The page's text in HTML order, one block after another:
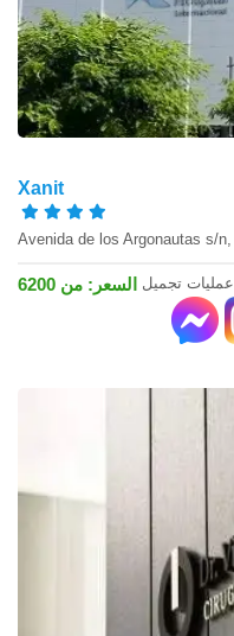
Xanit
عمليات تجميل